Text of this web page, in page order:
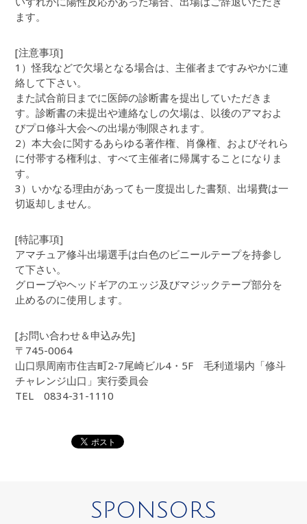
ます。
[注意事項]
1）怪我などで欠場となる場合は、主催者まですみやかに連
絡して下さい。
また試合前日までに医師の診断書を提出していただきま
す。診断書の未提出や連絡なしの欠場は、以後のアマおよ
びプロ修斗大会への出場が制限されます。
2）本大会に関するあらゆる著作権、肖像権、およびそれら
に付帯する権利は、すべて主催者に帰属することになりま
す。
3）いかなる理由があっても一度提出した書類、出場費は一
切返却しません。
[特記事項]
アマチュア修斗出場選手は白色のビニールテープを持参し
て下さい。
グローブやヘッドギアのエッジ及びマジックテープ部分を
止めるのに使用します。
[お問い合わせ＆申込み先]
〒745-0064
山口県周南市住吉町2-7尾崎ビル4・5F 毛利道場内「修斗
チャレンジ山口」実行委員会
TEL 0834-31-1110
SPONSORS